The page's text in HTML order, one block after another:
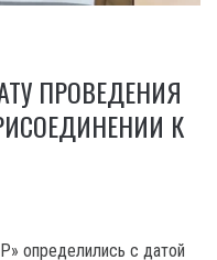
ПРОВЕДЕНИЯ
К
определились с датой